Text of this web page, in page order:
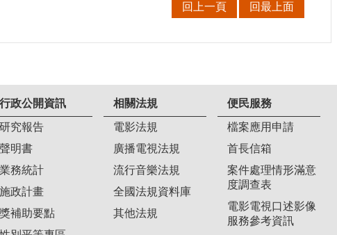
回上一頁 回最上面
行政公開資訊
研究報告
聲明書
業務統計
施政計畫
獎補助要點
相關法規
電影法規
廣播電視法規
流行音樂法規
全國法規資料庫
其他法規
便民服務
檔案應用申請
首長信箱
案件處理情形滿意
度調查表
電影電視口述影像
服務參考資訊